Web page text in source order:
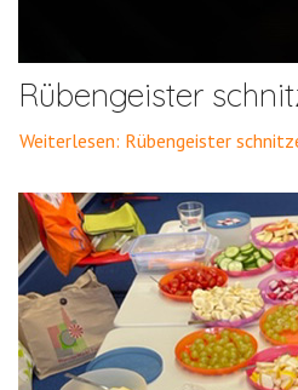
Rübengeister
Weiterlesen: Rübengeister